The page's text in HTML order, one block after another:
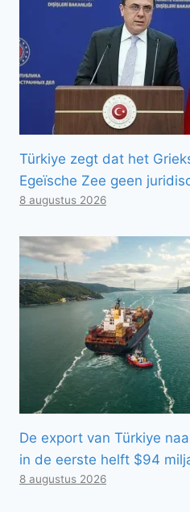
Türkiye zegt dat het
Egeïsche Zee geen
8 augustus 2026
De export van Türkiye
in de eerste helft $94
8 augustus 2026